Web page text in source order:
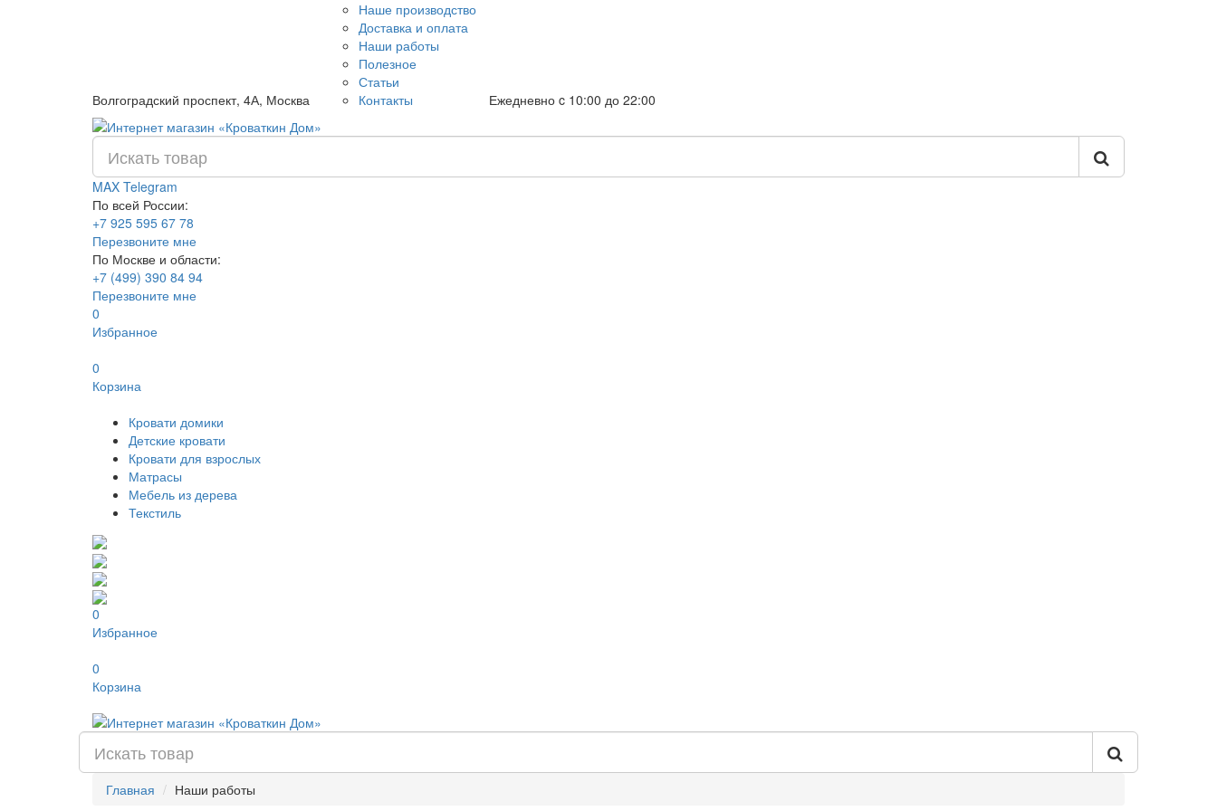
Волгоградский проспект, 4А, Москва
Наше производство
Доставка и оплата
Наши работы
Полезное
Статьи
Контакты
Ежедневно c 10:00 до 22:00
MAX Telegram
По всей России:
+7 925 595 67 78
Перезвоните мне
По Москве и области:
+7 (499) 390 84 94
Перезвоните мне
0
Избранное
0
Корзина
Кровати домики
Детские кровати
Кровати для взрослых
Матрасы
Мебель из дерева
Текстиль
0
Избранное
0
Корзина
Главная Наши работы